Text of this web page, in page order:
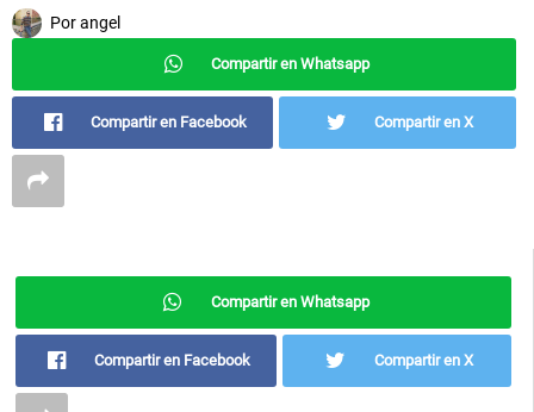
Porangel
Compartir en Whatsapp
Compartir en Facebook Compartir en X
Compartir en Whatsapp
Compartir en Facebook Compartir en X